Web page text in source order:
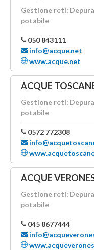
Gestione reti:
potabile
050 843111
info@acque.net
www.acque.net
ACQUE
Gestione reti:
potabile
0572 772308
ACQUE
Gestione reti:
potabile
045 8677444